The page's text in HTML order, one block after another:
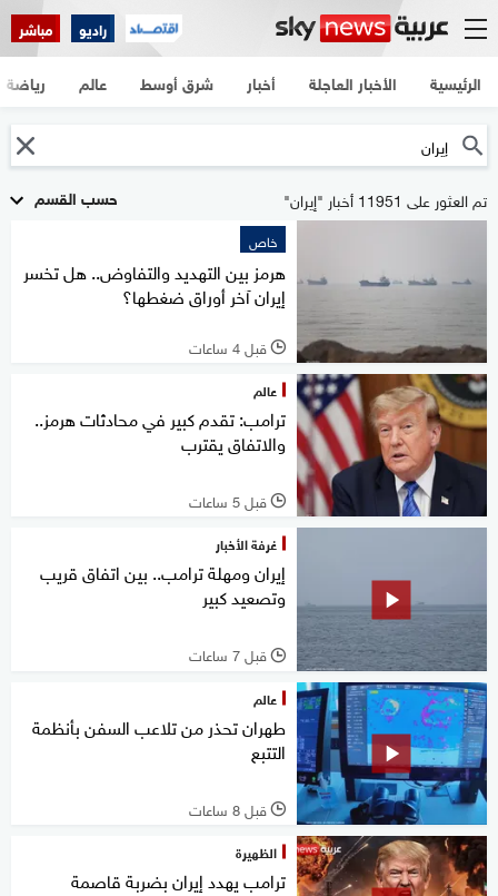
راديو مباشر
الرئيسية الأخبار العاجلة أخبار شرق أوسط عالم رياضة
حسب القسم تم العثور على 11951 أخبار "إيران"
خاص
هرمز بين التهديد والتفاوض.. هل تخسر
إيران آخر أوراق ضغطها؟
l قبل 4 ساعات
عالم
ترامب: تقدم كبير في محادثات هرمز..
والاتفاق يقترب
l قبل 5 ساعات
غرفة الأخبار
إيران ومهلة ترامب.. بين اتفاق قريب
وتصعيد كبير
l قبل 7 ساعات
عالم
طهران تحذر من تلاعب السفن بأنظمة
التتبع
l قبل 8 ساعات
الظهيرة
ترامب يهدد إيران بضربة قاصمة